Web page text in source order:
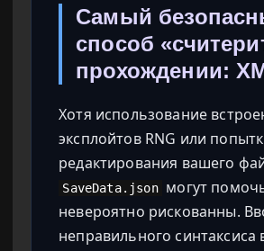
Самый
способ
прохождении:
Хотя использование
эксплойтов RNG или
редактирования вашего
SaveData.json могут
невероятно рискованны.
неправильного синтаксиса